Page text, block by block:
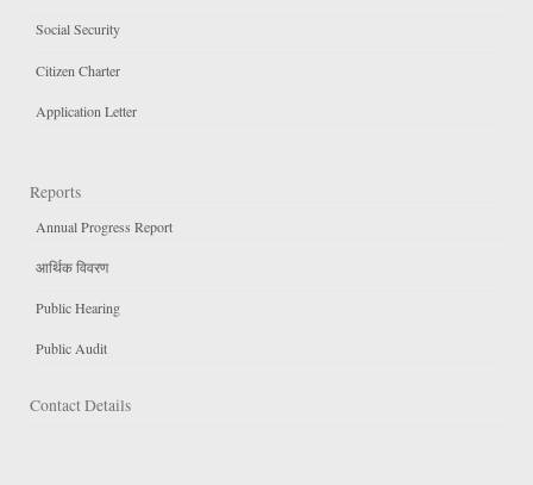
Social Security
Citizen Charter
Application Letter
Reports
Annual Progress Report
आर्थिक विवरण
Public Hearing
Public Audit
Contact Details